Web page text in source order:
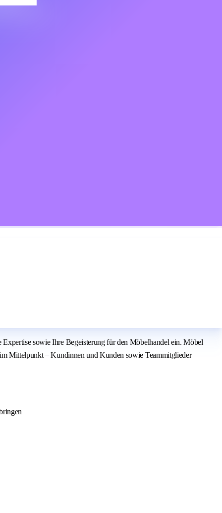
sowie Ihre Begeisterung für den Möbelhandel ein. Möbel
Mittelpunkt – Kundinnen und Kunden sowie Teammitglieder